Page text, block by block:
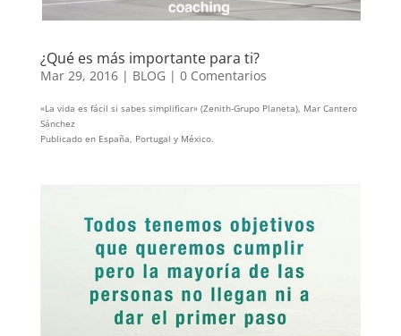
¿Qué es más importante para ti?
Mar 29, 2016| BLOG | 0 Comentarios
«La vida es fácil si sabes simplificar» (Zenith-Grupo Planeta), Mar Cantero
Sánchez
Publicado en España, Portugal y México.